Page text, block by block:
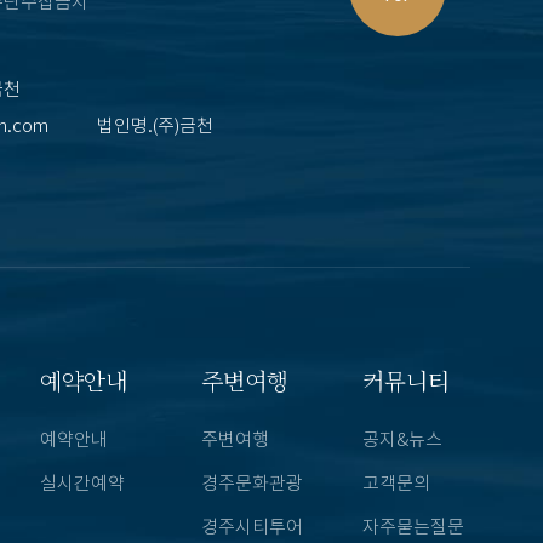
법인명.(주)금천
예약안내
예약안내
실시간예약
주변여행
주변여행
경주문화관광
경주시티투어
커뮤니티
공지&뉴스
고객문의
자주묻는질문